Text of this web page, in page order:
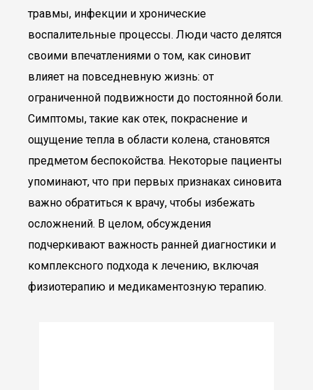
травмы, инфекции и хронические
воспалительные процессы. Люди часто делятся
своими впечатлениями о том, как синовит
влияет на повседневную жизнь: от
ограниченной подвижности до постоянной боли.
Симптомы, такие как отек, покраснение и
ощущение тепла в области колена, становятся
предметом беспокойства. Некоторые пациенты
упоминают, что при первых признаках синовита
важно обратиться к врачу, чтобы избежать
осложнений. В целом, обсуждения
подчеркивают важность ранней диагностики и
комплексного подхода к лечению, включая
физиотерапию и медикаментозную терапию.